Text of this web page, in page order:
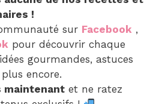
!
sur Facebook ,
pour découvrir chaque
gourmandes, astuces
encore.
maintenant et ne ratez